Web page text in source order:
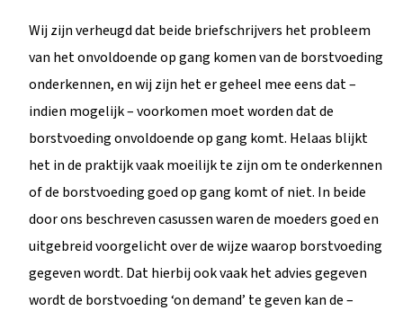
Wij zijn verheugd dat beide briefschrijvers het probleem
van het onvoldoende op gang komen van de borstvoeding
onderkennen, en wij zijn het er geheel mee eens dat –
indien mogelijk – voorkomen moet worden dat de
borstvoeding onvoldoende op gang komt. Helaas blijkt
het in de praktijk vaak moeilijk te zijn om te onderkennen
of de borstvoeding goed op gang komt of niet. In beide
door ons beschreven casussen waren de moeders goed en
uitgebreid voorgelicht over de wijze waarop borstvoeding
gegeven wordt. Dat hierbij ook vaak het advies gegeven
wordt de borstvoeding ‘on demand’ te geven kan de –